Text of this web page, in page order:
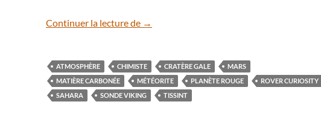
Continuer la lecture de Que cache la météorite de Tissint ?
→
ATMOSPHÈRE CHIMISTE CRATÈRE GALE
MARS
MATIÈRE CARBONÉE
MÉTÉORITE PLANÈTE ROUGE
ROVER CURIOSITY
SAHARA
SONDE VIKING TISSINT